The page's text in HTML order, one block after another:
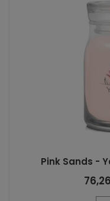
Pink Sands -